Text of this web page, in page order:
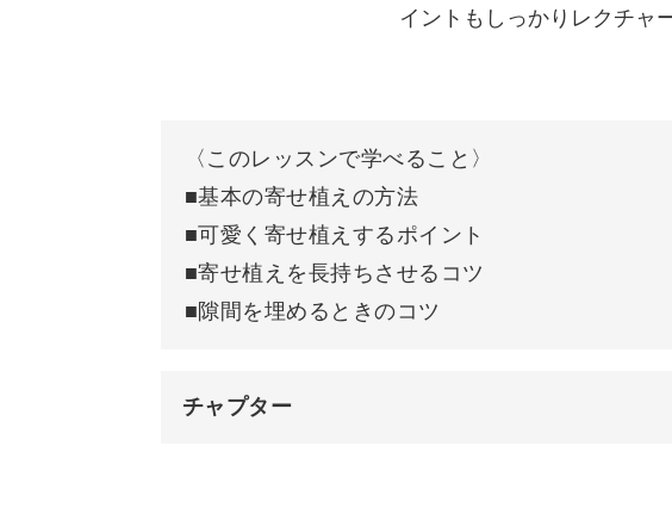
イントもしっかりレクチャ
〈このレッスンで学べること〉
■基本の寄せ植えの方法
■可愛く寄せ植えするポイント
■寄せ植えを長持ちさせるコツ
■隙間を埋めるときのコツ
チャプター